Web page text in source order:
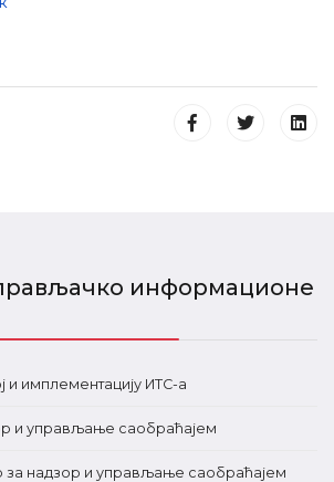
информационе
имплементацију ИТС-а
и управљање саобраћајем
за надзор и управљање саобраћајем